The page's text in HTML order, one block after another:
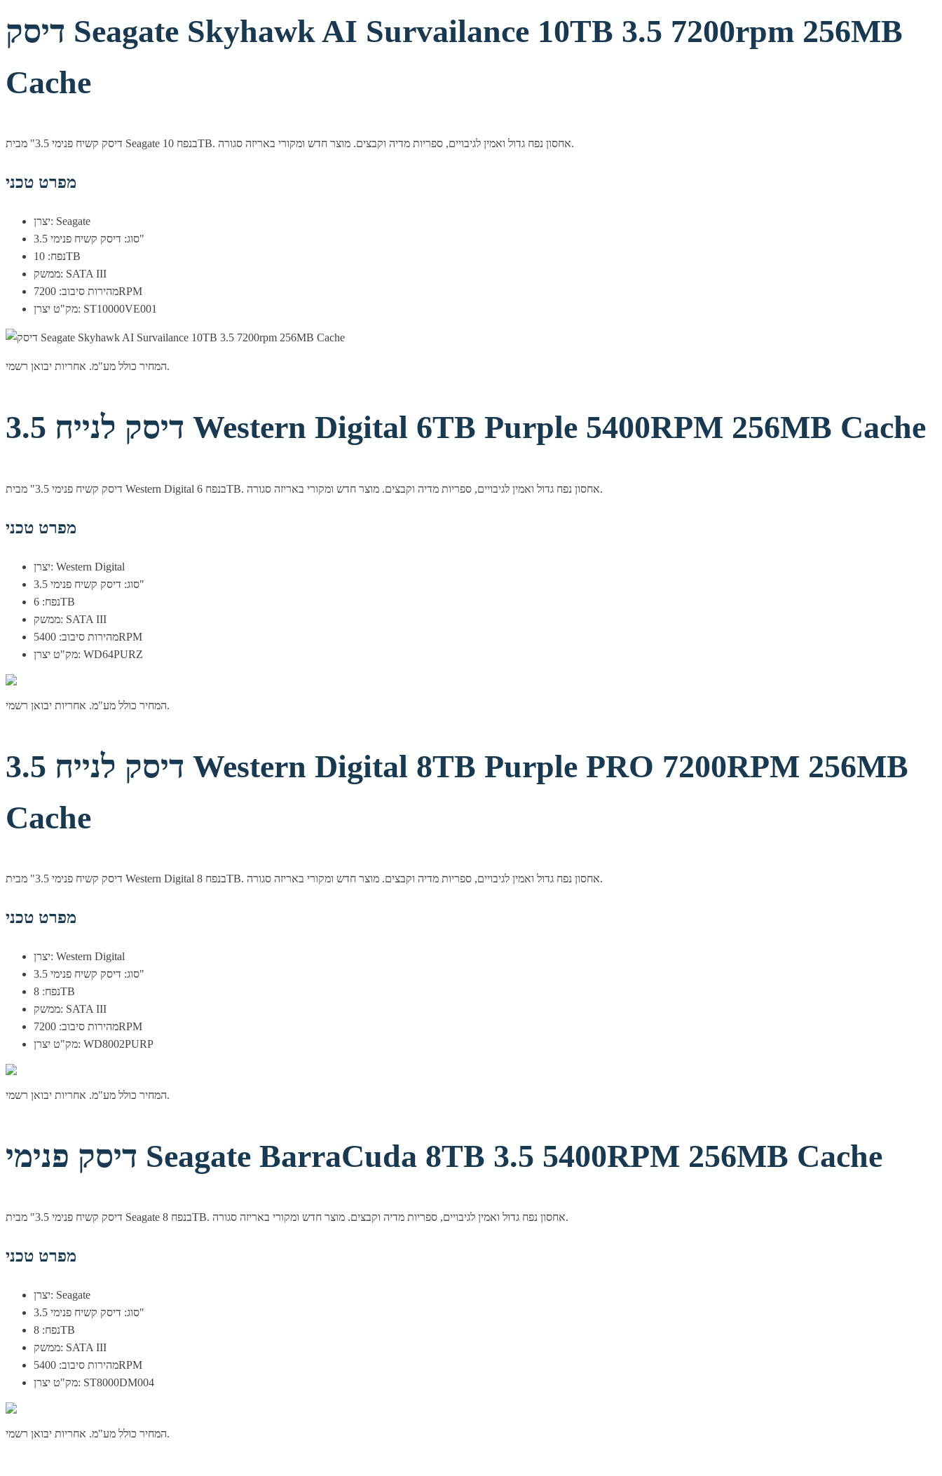
דיסק Seagate Skyhawk AI Survailance 10TB 3.5 7200rpm 256MB
Cache
דיסק קשיח פנימי 3.5" מבית Seagate בנפח 10TB. אחסון נפח גדול ואמין לגיבויים, ספריות מדיה וקבצים. מוצר חדש ומקורי באריזה סגורה.
מפרט טכני
יצרן: Seagate
סוג: דיסק קשיח פנימי 3.5"
נפח: 10TB
ממשק: SATA III
מהירות סיבוב: 7200RPM
מק"ט יצרן: ST10000VE001
המחיר כולל מע"מ. אחריות יבואן רשמי.
דיסק לנייח 3.5 Western Digital 6TB Purple 5400RPM 256MB Cache
דיסק קשיח פנימי 3.5" מבית Western Digital בנפח 6TB. אחסון נפח גדול ואמין לגיבויים, ספריות מדיה וקבצים. מוצר חדש ומקורי באריזה סגורה.
מפרט טכני
יצרן: Western Digital
סוג: דיסק קשיח פנימי 3.5"
נפח: 6TB
ממשק: SATA III
מהירות סיבוב: 5400RPM
מק"ט יצרן: WD64PURZ
המחיר כולל מע"מ. אחריות יבואן רשמי.
דיסק לנייח 3.5 Western Digital 8TB Purple PRO 7200RPM 256MB
Cache
דיסק קשיח פנימי 3.5" מבית Western Digital בנפח 8TB. אחסון נפח גדול ואמין לגיבויים, ספריות מדיה וקבצים. מוצר חדש ומקורי באריזה סגורה.
מפרט טכני
יצרן: Western Digital
סוג: דיסק קשיח פנימי 3.5"
נפח: 8TB
ממשק: SATA III
מהירות סיבוב: 7200RPM
מק"ט יצרן: WD8002PURP
המחיר כולל מע"מ. אחריות יבואן רשמי.
דיסק פנימי Seagate BarraCuda 8TB 3.5 5400RPM 256MB Cache
דיסק קשיח פנימי 3.5" מבית Seagate בנפח 8TB. אחסון נפח גדול ואמין לגיבויים, ספריות מדיה וקבצים. מוצר חדש ומקורי באריזה סגורה.
מפרט טכני
יצרן: Seagate
סוג: דיסק קשיח פנימי 3.5"
נפח: 8TB
ממשק: SATA III
מהירות סיבוב: 5400RPM
מק"ט יצרן: ST8000DM004
המחיר כולל מע"מ. אחריות יבואן רשמי.